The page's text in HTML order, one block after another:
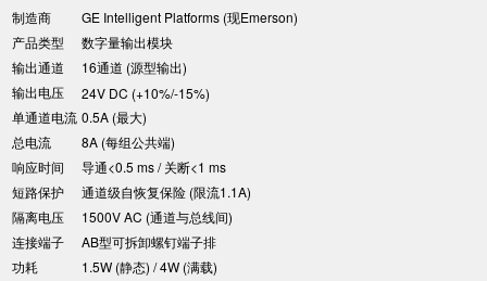
制造商
GE Intelligent Platforms (现Emerson)
产品类型
数字量输出模块
输出通道
16通道 (源型输出)
输出电压
24V DC (+10%/-15%)
单通道电流 0.5A (最大)
总电流
8A (每组公共端)
响应时间
导通<0.5 ms / 关断<1 ms
短路保护
通道级自恢复保险 (限流1.1A)
隔离电压
1500V AC (通道与总线间)
连接端子
AB型可拆卸螺钉端子排
功耗
1.5W (静态) / 4W (满载)